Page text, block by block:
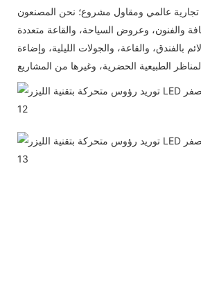
علامة تجارية عالمي ومقاول مشروع؛ نحن المصنعون
والفنون، وعروض السياحة، والقاعة متعددة
بالفندق، والقاعة، والجولات الليلية، وإضاءة